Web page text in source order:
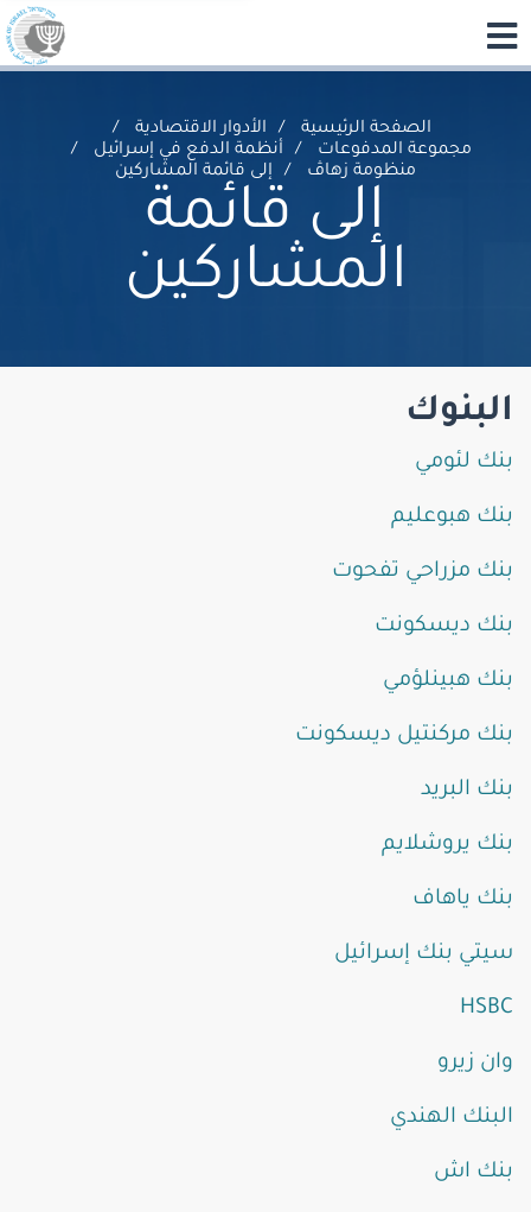
الصفحة الرئيسية
الأدوار الاقتصادية
مجموعة المدفوعات
أنظمة الدفع في إسرائيل
منظومة زهاڤ
إلى قائمة المشاركين
إلى قائمة
المشاركين
البنوك
بنك لئومي
بنك هبوعليم
بنك مزراحي تفحوت
بنك ديسكونت
بنك هبينلؤمي
بنك مركنتيل ديسكونت
بنك البريد
بنك يروشلايم
بنك ياهاف
سيتي بنك إسرائيل
HSBC
وان زيرو
البنك الهندي
بنك اش